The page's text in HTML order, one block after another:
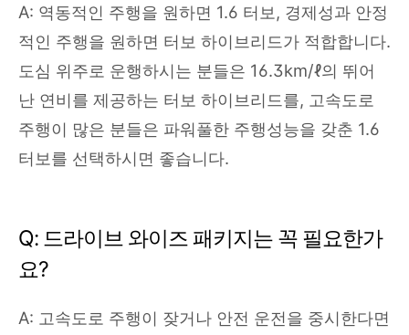
A: 역동적인 주행을 원하면 1.6 터보, 경제성과 안정
적인 주행을 원하면 터보 하이브리드가 적합합니다.
도심 위주로 운행하시는 분들은 16.3km/ℓ의 뛰어
난 연비를 제공하는 터보 하이브리드를, 고속도로
주행이 많은 분들은 파워풀한 주행성능을 갖춘 1.6
터보를 선택하시면 좋습니다.
Q: 드라이브 와이즈 패키지는 꼭 필요한가
요?
A: 고속도로 주행이 잦거나 안전 운전을 중시한다면